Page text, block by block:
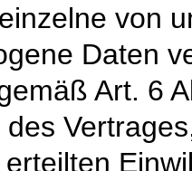
von
Daten
Art. 6